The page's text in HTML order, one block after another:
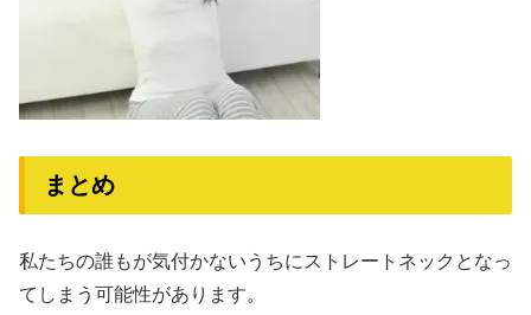
まとめ
私たちの誰もが気付かないうちにストレートネックとなっ
てしまう可能性があります。